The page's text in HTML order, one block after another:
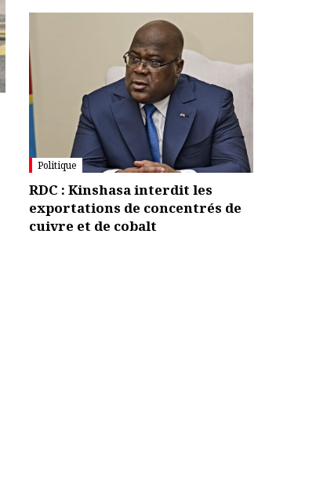
Politique
RDC : Kinshasa interdit les
exportations de concentrés de
cuivre et de cobalt